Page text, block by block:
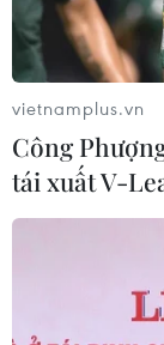
vietnamplus.vn
Công
tái xuất V-